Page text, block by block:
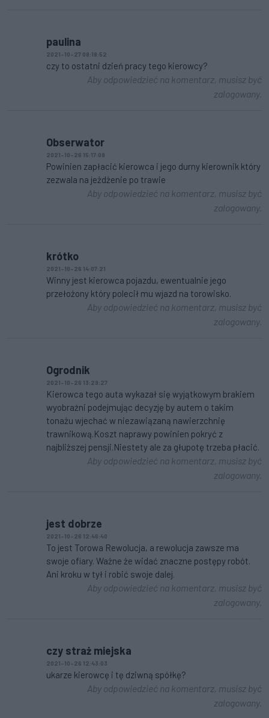
paulina
2021-10-27 08:18:52
czy to ostatni dzień pracy tego kierowcy?
Aby odpowiedzieć na komentarz, musisz być
zalogowany.
Obserwator
2021-10-26 15:17:09
Powinien zapłacić kierowca i jego durny kierownik który
zezwala na jeżdżenie po trawie
Aby odpowiedzieć na komentarz, musisz być
zalogowany.
krótko
2021-10-26 14:07:21
Winny jest kierowca pojazdu, ewentualnie jego
przełożony który polecił mu wjazd na torowisko.
Aby odpowiedzieć na komentarz, musisz być
zalogowany.
Ogrodnik
2021-10-26 13:29:27
Kierowca tego auta wykazał się wyjątkowym brakiem
wyobraźni podejmując decyzję by autem o takim
tonażu wjechać w niezawiązaną nawierzchnię
trawnikową.Koszt naprawy powinien pokryć z
najbliższej pensji.Niestety ale za głupotę trzeba płacić.
Aby odpowiedzieć na komentarz, musisz być
zalogowany.
jest dobrze
2021-10-26 12:46:40
To jest Torowa Rewolucja, a rewolucja zawsze ma
swoje ofiary. Ważne że widać znaczne postępy robót.
Ani kroku w tył i robić swoje dalej.
Aby odpowiedzieć na komentarz, musisz być
zalogowany.
czy straż miejska
2021-10-26 12:43:03
ukarze kierowcę i tę dziwną spółkę?
Aby odpowiedzieć na komentarz, musisz być
zalogowany.